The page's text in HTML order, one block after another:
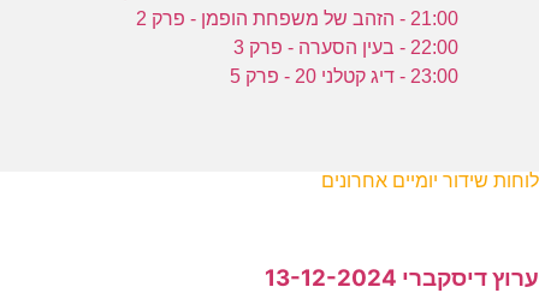
21:00 - הזהב של משפחת הופמן - פרק 2
22:00 - בעין הסערה - פרק 3
23:00 - דיג קטלני 20 - פרק 5
לוחות שידור יומיים אחרונים
ערוץ דיסקברי 13-12-2024